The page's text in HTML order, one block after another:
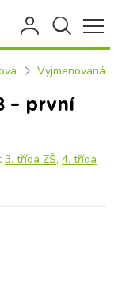
Vyjmenovaná
– první
3. třída ZŠ, 4. třída